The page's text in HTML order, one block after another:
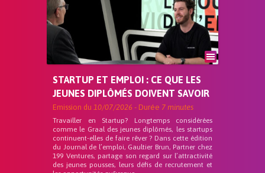
STARTUP ET EMPLOI : CE QUE LES
JEUNES DIPLÔMÉS DOIVENT SAVOIR
Emission du 10/07/2026 - Durée 7 minutes
Travailler en Startup? Longtemps considérées
comme le Graal des jeunes diplômés, les startups
continuent-elles de faire rêver ? Dans cette édition
du Journal de l’emploi, Gaultier Brun, Partner chez
199 Ventures, partage son regard sur l’attractivité
des jeunes pousses, leurs défis de recrutement et